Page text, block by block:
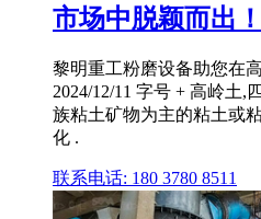
市场中脱颖而出
黎明重工粉磨设备助您在
2024/12/11 字号 + 高岭土,
族粘土矿物为主的粘土或
化 .
联系电话: 180 3780 8511